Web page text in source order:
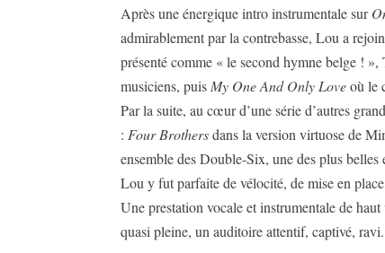
Après une énergique intro instrumentale sur
admirablement par la contrebasse, Lou a
présenté comme « le second hymne belge !
musiciens, puis My One And Only Loveoù le
Par la suite, au cœur d’une série d’autres
: Four Brothersdans la version virtuose de
ensemble des Double-Six, une des plus
Lou y fut parfaite de vélocité, de mise en
Une prestation vocale et instrumentale de
quasi pleine, un auditoire attentif, captivé,